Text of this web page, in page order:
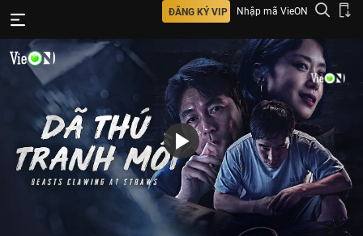
ĐĂNG KÝ VIP Nhập mã VieON